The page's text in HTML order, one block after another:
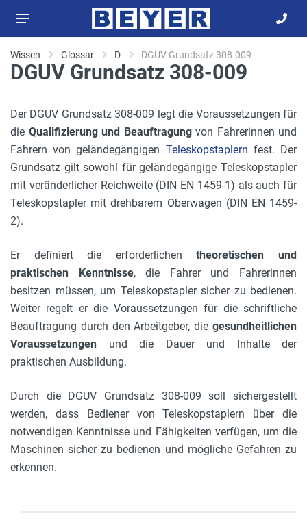
Wissen Glossar D DGUV Grundsatz 308-009
DGUV Grundsatz 308-009
Der DGUV Grundsatz 308-009 legt die Voraussetzungen für
die Qualifizierung und Beauftragungvon Fahrerinnen und
Fahrern von geländegängigen Teleskopstaplern fest. Der
Grundsatz gilt sowohl für geländegängige Teleskopstapler
mit veränderlicher Reichweite (DIN EN 1459-1) als auch für
Teleskopstapler mit drehbarem Oberwagen (DIN EN 1459-
2).
Er definiert die erforderlichentheoretischen und
praktischen Kenntnisse, die Fahrer und Fahrerinnen
besitzen müssen, um Teleskopstapler sicher zu bedienen.
Weiter regelt er die Voraussetzungen für die schriftliche
Beauftragung durch den Arbeitgeber, die gesundheitlichen
Voraussetzungen und die Dauer und Inhalte der
praktischen Ausbildung.
Durch die DGUV Grundsatz 308-009 soll sichergestellt
werden, dass Bediener von Teleskopstaplern über die
notwendigen Kenntnisse und Fähigkeiten verfügen, um die
Maschinen sicher zu bedienen und mögliche Gefahren zu
erkennen.